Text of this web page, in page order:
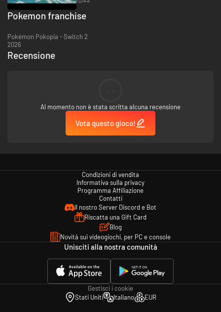
Pokemon franchise
Pokémon Pokopia - Switch 2
2026
Recensione
Al momento non è stata scritta alcuna recensione
Vota questo gioco!
Condizioni di vendita
Informativa sulla privacy
Programma Affiliazione
Contatti
Il nostro Server Discord e Bot
Riscatta una Gift Card
Blog
Novità sui videogiochi, per PC e console
Unisciti alla nostra comunità
Gestisci i cookie
Stati Uniti
Italiano EUR